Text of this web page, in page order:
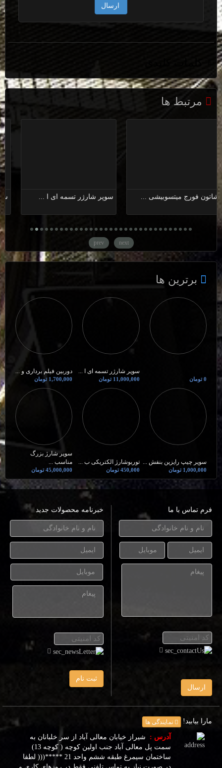
بست جنت توربویی 2 اینچ سایز 61-51 مناسب جنت و لوله دو اینچ فوق
العاده زیبا و محکم
مرتبط ها
سوپر شارژر تسمه ای ا ... شاتون فورج میتسوبیشی ...
prev next
برترین ها
0 تومان
سوپر شارژر تسمه ای ا ...
11,000,000 تومان
دوربین فیلم برداری و ...
1,700,000 تومان
سوپر چیپ رایزین بنفش ...
1,000,000 تومان
توربوشارژ الکتریکی ب ...
450,000 تومان
سوپر شارژ بزرگ
مناسب ...
45,000,000 تومان
فرم تماس با ما
ارسال
خبرنامه محصولات جدید
ثبت نام
مارا بیابید! نمایندگی ها
آدرس : شیراز خیابان معالی آباد از سر خلبانان به
سمت پل معالی آباد جنب اولین کوچه ( کوچه 13)
ساختمان سیمرغ طبقه ششم واحد 21 *****((( لطفا